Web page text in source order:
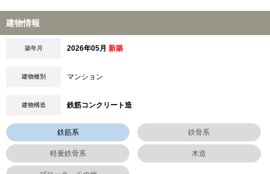
建物情報
築年月 2026年05月 新築
建物種別 マンション
建物構造 鉄筋コンクリート造
鉄筋系 鉄骨系
軽量鉄骨系 木造